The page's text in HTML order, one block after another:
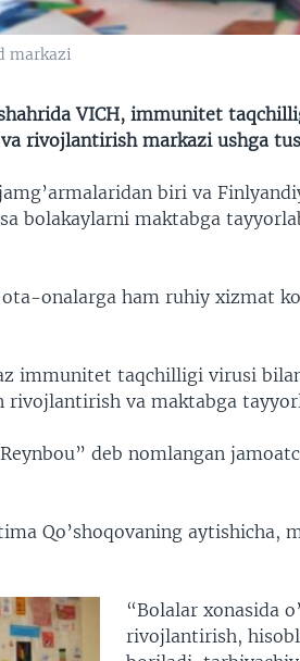
markazi
VICH, immunitet
rivojlantirish markazi ushga
biri va
bolakaylarni maktabga
onalarga ham ruhiy xizmat
immunitet taqchilligi virusi
rivojlantirish va maktabga
deb nomlangan
Qo’shoqovaning aytishicha,
“Bolalar xonasida
rivojlantirish,